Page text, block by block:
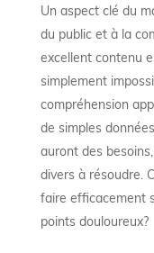
Un aspect clé du
du public et à la
excellent contenu
simplement
compréhension
de simples
auront des
divers à résoudre.
faire efficacement
points douloureux?